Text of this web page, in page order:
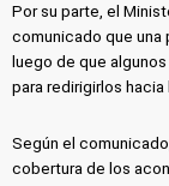
Por su parte, el
comunicado que
luego de que
para redirigirlos
Según el
cobertura de los